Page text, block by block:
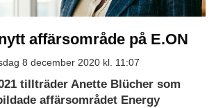
affärsområde på E.ON
8 december 2020 kl. 11:07
tillträder Anette Blücher som
affärsområdet Energy